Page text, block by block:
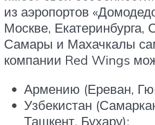
из аэропортов
Москве, Екатеринбурга,
Самары и Махачкалы
компании Red Wings
Армению (Ереван,
Узбекистан
Ташкент, Бухару);